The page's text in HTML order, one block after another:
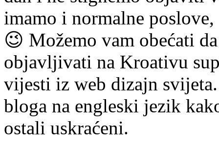
imamo i normalne
😉 Možemo vam obećati
objavljivati na Kroativu
vijesti iz web dizajn
bloga na engleski jezik
ostali uskraćeni.